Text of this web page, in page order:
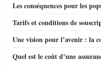
Les conséquences pour les
Tarifs et conditions de
Une vision pour l’avenir : la
Quel est le coût d’une